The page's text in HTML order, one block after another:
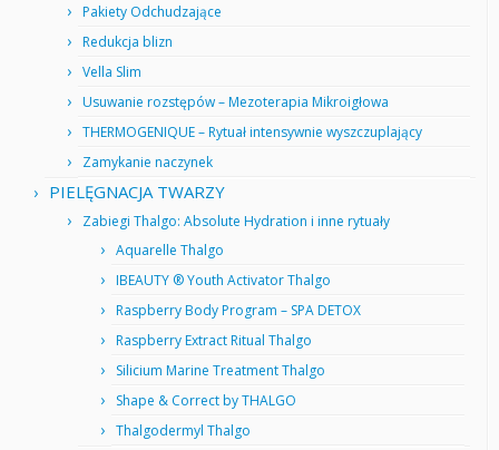
Pakiety Odchudzające
Redukcja blizn
Vella Slim
Usuwanie rozstępów – Mezoterapia Mikroigłowa
THERMOGENIQUE – Rytuał intensywnie wyszczuplający
Zamykanie naczynek
PIELĘGNACJA TWARZY
Zabiegi Thalgo: Absolute Hydration i inne rytuały
Aquarelle Thalgo
IBEAUTY ® Youth Activator Thalgo
Raspberry Body Program – SPA DETOX
Raspberry Extract Ritual Thalgo
Silicium Marine Treatment Thalgo
Shape & Correct by THALGO
Thalgodermyl Thalgo